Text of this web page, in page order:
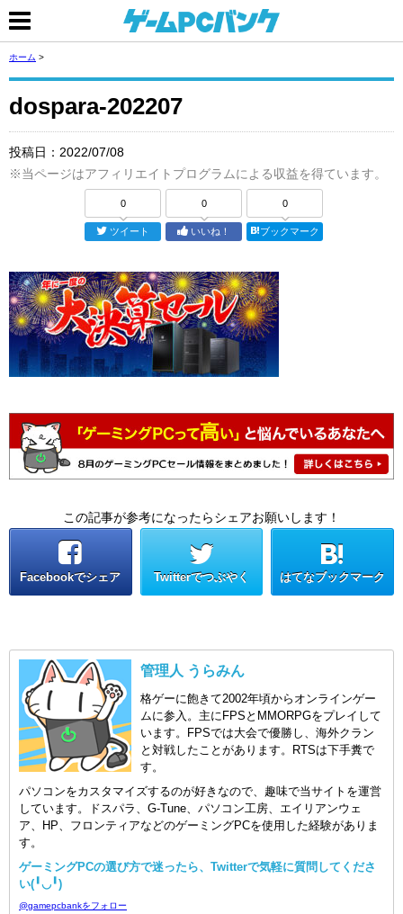
ホーム >
dospara-202207
投稿日： 2022/07/08
※当ページはアフィリエイトプログラムによる収益を得ています。
0
ツイート
0
いいね！
0
ブックマーク
この記事が参考になったらシェアお願いします！
Facebookでシェア Twitterでつぶやく はてなブックマーク
管理人 うらみん
格ゲーに飽きて2002年頃からオンラインゲー
ムに参入。主にFPSとMMORPGをプレイして
います。FPSでは大会で優勝し、海外クラン
と対戦したことがあります。RTSは下手糞で
す。
パソコンをカスタマイズするのが好きなので、趣味で当サイトを運営
しています。ドスパラ、G-Tune、パソコン工房、エイリアンウェ
ア、HP、フロンティアなどのゲーミングPCを使用した経験がありま
す。
ゲーミングPCの選び方で迷ったら、Twitterで気軽に質問してくださ
い(╹◡╹)
@gamepcbankをフォロー